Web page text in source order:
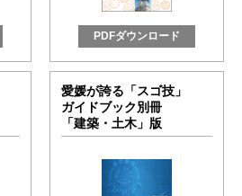
PDFダウンロード
愛媛が誇る「スゴ技」
ガイドブック別冊
「建築・土木」版